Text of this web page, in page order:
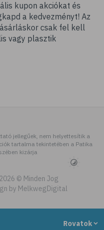
Rovatok
kupon akciókat és
a kedvezményt! Az
csak fel kell
vagy plasztik
jellegűek, nem helyettesítik a
tartalma tekintetében a Patika
kizárja
© Minden Jog
by MelkwegDigital